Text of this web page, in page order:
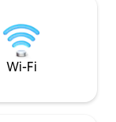
oddalonych o 10
samochodem.
znajdujący się 100
Wi-Fi